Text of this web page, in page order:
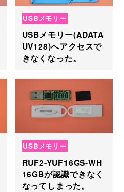
USBメモリー
USBメモリー(ADATA
UV128)へアクセスで
きなくなった。
USBメモリー
RUF2-YUF16GS-WH
16GBが認識できなく
なってしまった。